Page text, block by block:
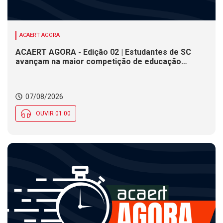
ACAERT AGORA
ACAERT AGORA - Edição 02 | Estudantes de SC
avançam na maior competição de educação
Social nesta sexta (7)
07/08/2026
OUVIR 01:00